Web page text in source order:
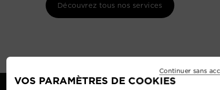
Découvrez tous nos services
VOS PARAMÈTRES DE COOKIES
Continuer sans